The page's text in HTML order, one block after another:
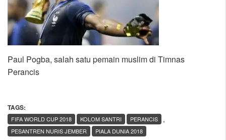
Paul Pogba, salah satu pemain muslim di Timnas
Perancis
TAGS:
,
FIFA WORLD CUP 2018 KOLOM SANTRI
PERANCIS
PESANTREN NURIS JEMBER
PIALA DUNIA 2018